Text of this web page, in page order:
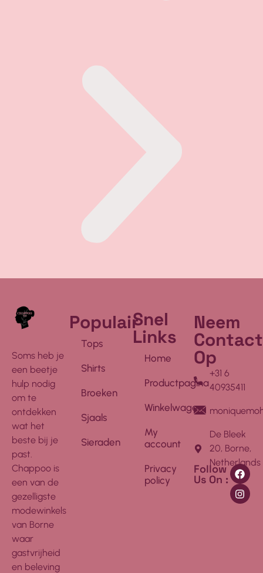
Soms heb je
een beetje
hulp nodig
om te
ontdekken
wat het
beste bij je
past.
Chappoo is
een van de
gezelligste
modewinkels
van Borne
waar
gastvrijheid
en beleving
Populair
Tops
Shirts
Broeken
Sjaals
Sieraden
Snel
Links
Home
Productpagina
Winkelwagen
My
account
Privacy
policy
Neem
Contact
Op
+31 6
40935411
De Bleek
20, Borne,
Netherlands
Follow
Us On :